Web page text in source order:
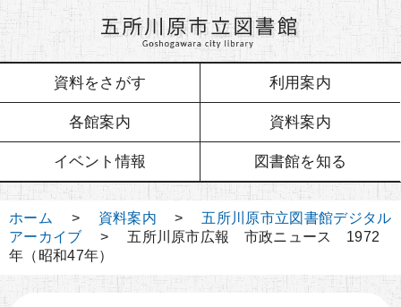
資料をさがす 利用案内
各館案内 資料案内
イベント情報 図書館を知る
ホーム > 資料案内 > 五所川原市立図書館デジタル
アーカイブ > 五所川原市広報 市政ニュース 1972
年（昭和47年）